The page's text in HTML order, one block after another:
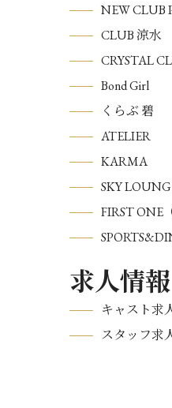
NEW CLUB
CLUB 涼水
CRYSTAL
Bond Girl
くらぶ 碧
ATELIER
KARMA
SKY
FIRST ONE
求人情報
キャスト求
スタッフ求